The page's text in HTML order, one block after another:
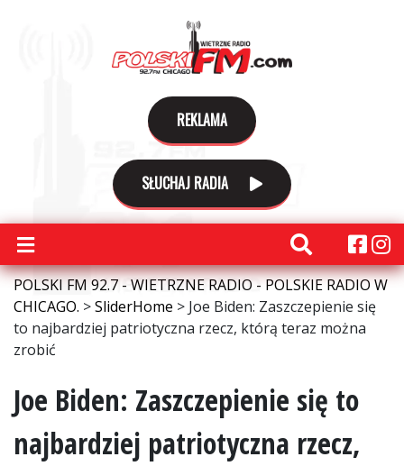
REKLAMA
SŁUCHAJ RADIA
POLSKI FM 92.7 - WIETRZNE RADIO - POLSKIE RADIO W
CHICAGO. >SliderHome > Joe Biden: Zaszczepienie się
to najbardziej patriotyczna rzecz, którą teraz można
zrobić
Joe Biden: Zaszczepienie się to
najbardziej patriotyczna rzecz,